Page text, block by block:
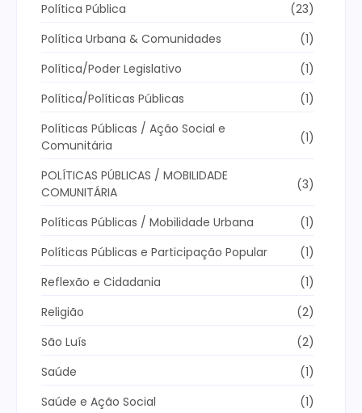
Política Pública
(23)
Política Urbana & Comunidades
(1)
Política/Poder Legislativo
(1)
Política/Políticas Públicas
(1)
Políticas Públicas / Ação Social e
Comunitária
(1)
POLÍTICAS PÚBLICAS / MOBILIDADE
COMUNITÁRIA
(3)
Políticas Públicas / Mobilidade Urbana
(1)
Políticas Públicas e Participação Popular
(1)
Reflexão e Cidadania
(1)
Religião
(2)
São Luís
(2)
Saúde
(1)
Saúde e Ação Social
(1)